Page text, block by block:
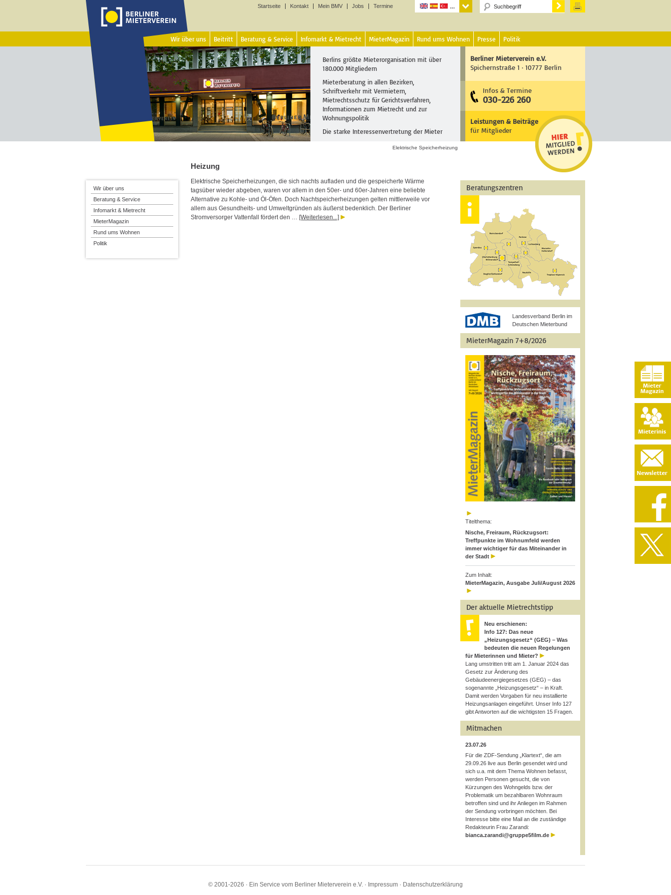
Startseite Kontakt Mein BMV Jobs Termine
Wir über uns Beitritt Beratung & Service Infomarkt & Mietrecht MieterMagazin Rund ums Wohnen Presse Politik
Berlins größte Mieterorganisation mit über
180.000 Mitgliedern
Mieterberatung in allen Bezirken,
Schriftverkehr mit Vermietern,
Mietrechtsschutz für Gerichtsverfahren,
Informationen zum Mietrecht und zur
Wohnungspolitik
Die starke Interessenvertretung der Mieter
Berliner Mieterverein e.V.
Spichernstraße 1 · 10777 Berlin
Infos & Termine
030-226 260
Leistungen & Beiträge
für Mitglieder
Elektrische Speicherheizung
Heizung
Elektrische Speicherheizungen, die sich nachts aufladen und die gespeicherte Wärme
tagsüber wieder abgeben, waren vor allem in den 50er- und 60er-Jahren eine beliebte
Alternative zu Kohle- und Öl-Öfen. Doch Nachtspeicherheizungen gelten mittlerweile vor
allem aus Gesundheits- und Umweltgründen als äußerst bedenklich. Der Berliner
Stromversorger Vattenfall fördert den … [Weiterlesen...]
Beratungszentren
Landesverband Berlin im
Deutschen Mieterbund
MieterMagazin 7+8/2026
Titelthema:
Nische, Freiraum, Rückzugsort:
Treffpunkte im Wohnumfeld werden
immer wichtiger für das Miteinander in
der Stadt
Zum Inhalt:
MieterMagazin, Ausgabe Juli/August 2026
Der aktuelle Mietrechtstipp
Neu erschienen:
Info 127: Das neue
„Heizungsgesetz“ (GEG) – Was
bedeuten die neuen Regelungen
für Mieterinnen und Mieter?
Lang umstritten tritt am 1. Januar 2024 das
Gesetz zur Änderung des
Gebäudeenergiegesetzes (GEG) – das
sogenannte „Heizungsgesetz“ – in Kraft.
Damit werden Vorgaben für neu installierte
Heizungsanlagen eingeführt. Unser Info 127
gibt Antworten auf die wichtigsten 15 Fragen.
Mitmachen
23.07.26
Für die ZDF-Sendung „Klartext“, die am
29.09.26 live aus Berlin gesendet wird und
sich u.a. mit dem Thema Wohnen befasst,
werden Personen gesucht, die von
Kürzungen des Wohngelds bzw. der
Problematik um bezahlbaren Wohnraum
betroffen sind und ihr Anliegen im Rahmen
der Sendung vorbringen möchten. Bei
Interesse bitte eine Mail an die zuständige
Redakteurin Frau Zarandi:
bianca.zarandi@gruppe5film.de
Wir über uns
Beratung & Service
Infomarkt & Mietrecht
MieterMagazin
Rund ums Wohnen
Politik
© 2001-2026 · Ein Service vom Berliner Mieterverein e.V. · Impressum · Datenschutzerklärung